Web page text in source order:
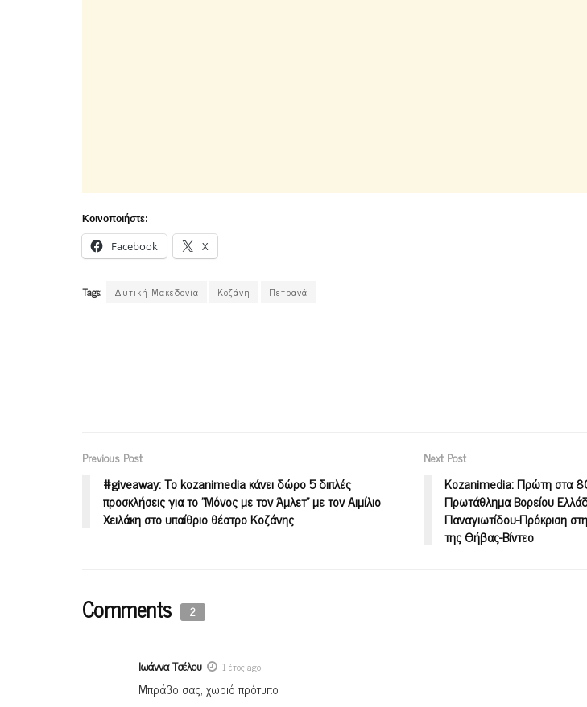
Κοινοποιήστε:
Facebook X
Tags: Δυτική Μακεδονία Κοζάνη Πετρανά
Previous Post
#giveaway: Το kozanimedia κάνει δώρο 5 διπλές
προσκλήσεις για το ”Μόνος με τον Άμλετ” με τον Αιμίλιο
Χειλάκη στο υπαίθριο θέατρο Κοζάνης
Next Post
Kozanimedia: Πρώτη στα
Πρωτάθλημα Βορείου
Παναγιωτίδου-Πρόκριση
της Θήβας-Βίντεο
Comments 2
Ιωάννα Τσέλου 1 έτος ago
Μπράβο σας, χωριό πρότυπο